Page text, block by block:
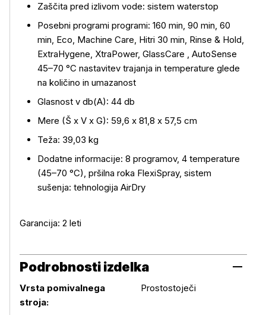
Zaščita pred izlivom vode: sistem waterstop
Posebni programi programi: 160 min, 90 min, 60
min, Eco, Machine Care, Hitri 30 min, Rinse & Hold,
ExtraHygene, XtraPower, GlassCare , AutoSense
45–70 °C nastavitev trajanja in temperature glede
na količino in umazanost
Glasnost v db(A): 44 db
Mere (Š x V x G): 59,6 x 81,8 x 57,5 cm
Teža: 39,03 kg
Dodatne informacije: 8 programov, 4 temperature
(45–70 °C), pršilna roka FlexiSpray, sistem
sušenja: tehnologija AirDry
Garancija: 2 leti
Podrobnosti izdelka
Vrsta pomivalnega
stroja:
Prostostoječi